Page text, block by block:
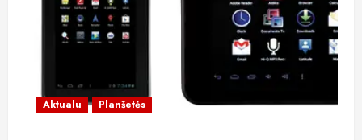
Aktualu Planšetės